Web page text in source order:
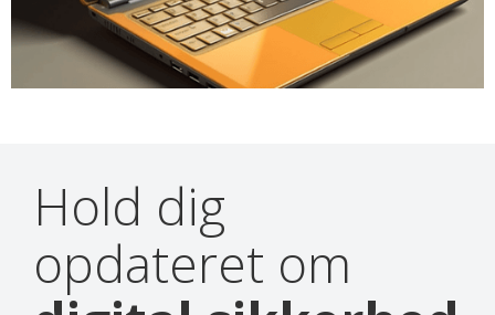
Hold dig
opdateret om